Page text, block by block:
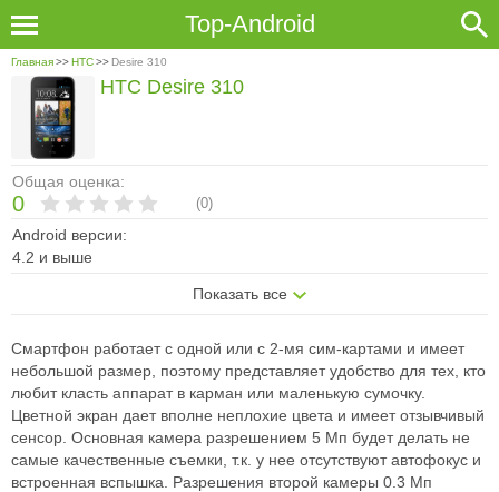
Top-Android
Главная>>HTC>> Desire 310
Общая оценка:
0 (0)
Android версии:
4.2 и выше
Показать все
HTC Desire 310
Смартфон работает с одной или с 2-мя сим-картами и имеет
небольшой размер, поэтому представляет удобство для тех, кто
любит класть аппарат в карман или маленькую сумочку.
Цветной экран дает вполне неплохие цвета и имеет отзывчивый
сенсор. Основная камера разрешением 5 Мп будет делать не
самые качественные съемки, т.к. у нее отсутствуют автофокус и
встроенная вспышка. Разрешения второй камеры 0.3 Мп